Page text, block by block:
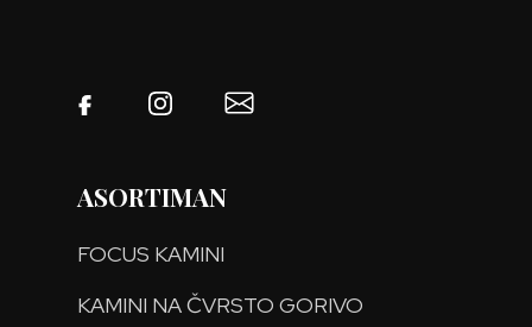
ASORTIMAN
FOCUS KAMINI
KAMINI NA ČVRSTO GORIVO